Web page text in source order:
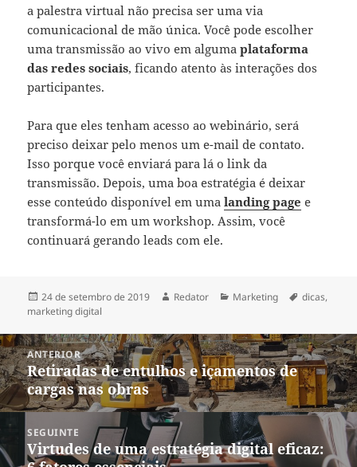
a palestra virtual não precisa ser uma via
comunicacional de mão única. Você pode escolher
uma transmissão ao vivo em algumaplataforma
das redes sociais, ficando atento às interações dos
participantes.
Para que eles tenham acesso ao webinário, será
preciso deixar pelo menos um e-mail de contato.
Isso porque você enviará para lá o link da
transmissão. Depois, uma boa estratégia é deixar
esse conteúdo disponível em umalanding page e
transformá-lo em um workshop. Assim, você
continuará gerando leads com ele.
Publicado
em
24 de setembro de 2019 Autor
Redator Categorias
Marketing Tags
dicas,
marketing digital
Navegação
de
Post
ANTERIOR
Post
anterior:
Retiradas de entulhos e içamentos de
cargas nas obras
SEGUINTE
Próximo
Virtudes de uma estratégia digital eficaz: